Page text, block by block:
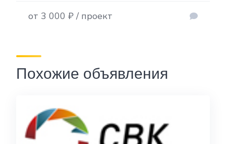
от 3 000 ₽ / проект
Похожие объявления